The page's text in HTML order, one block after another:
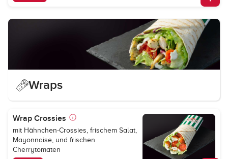
Wraps
Wrap Crossies
mit Hähnchen-Crossies, frischem Salat,
Mayonnaise, und frischen
Cherrytomaten